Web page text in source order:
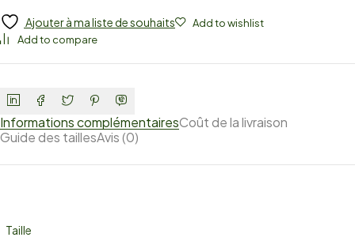
Ajouter à ma liste de souhaits
Add to wishlist
Add to compare
Informations complémentairesCoût de la livraison
Guide des taillesAvis (0)
Taille